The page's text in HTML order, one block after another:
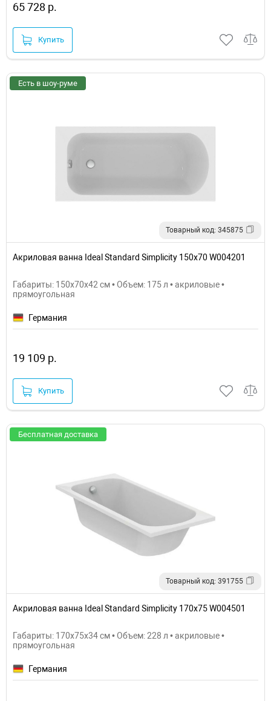
65 728 р.
Купить
Есть в шоу-руме
Товарный код: 345875
Акриловая ванна Ideal Standard Simplicity 150x70 W004201
Габариты: 150x70x42 см • Объем: 175 л • акриловые •
прямоугольная
Германия
19 109 р.
Купить
Бесплатная доставка
Товарный код: 391755
Акриловая ванна Ideal Standard Simplicity 170x75 W004501
Габариты: 170x75x34 см • Объем: 228 л • акриловые •
прямоугольная
Германия